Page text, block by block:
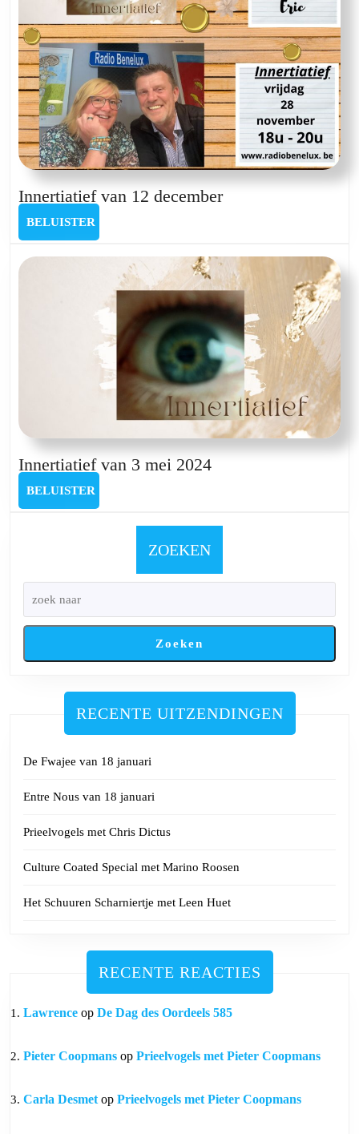
Innertiatief van 12 decemberInnertiatief
december
BELUISTER
Innertiatief van 3 mei 2024Innertiatief
mei
BELUISTER
ZOEKEN
Zoeken
RECENTE UITZENDINGEN
De Fwajee van 18 januari
Entre Nous van 18 januari
Prieelvogels met Chris Dictus
Culture Coated Special met Marino Roosen
Het Schuuren Scharniertje met Leen Huet
RECENTE REACTIES
Lawrence op De Dag des Oordeels 585
Pieter Coopmans op Prieelvogels met Pieter Coopmans
Carla Desmet op Prieelvogels met Pieter Coopmans